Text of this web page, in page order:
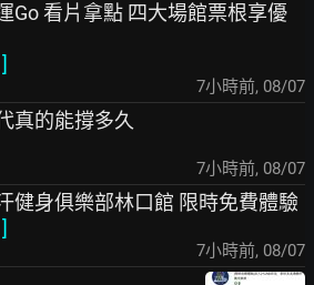
Go 看片拿點 四大場館票根享優
]
7小時前, 08/07
真的能撐多久
7小時前, 08/07
健身俱樂部林口館 限時免費體驗
]
7小時前, 08/07